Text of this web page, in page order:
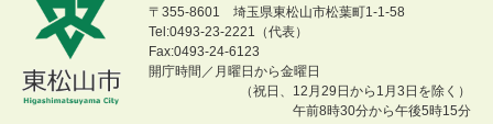
〒355-8601 埼玉県東松山市松葉町1-1-58
Tel:0493-23-2221（代表）
Fax:0493-24-6123
開庁時間／月曜日から金曜日
（祝日、12月29日から1月3日を除く）
午前8時30分から午後5時15分